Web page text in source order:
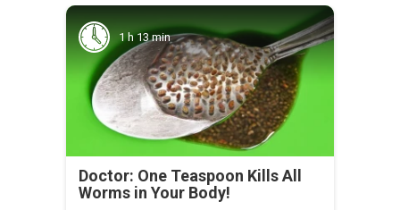
1 h 13 min
Doctor: One Teaspoon Kills All
Worms in Your Body!